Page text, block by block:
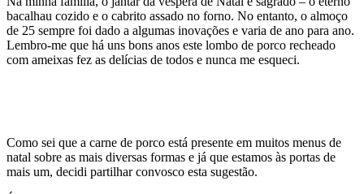
bacalhau cozido e o cabrito assado no forno. No entanto, o almoço
de 25 sempre foi dado a algumas inovações e varia de ano para ano.
Lembro-me que há uns bons anos este lombo de porco recheado
com ameixas fez as delícias de todos e nunca me esqueci.
Como sei que a carne de porco está presente em muitos menus de
natal sobre as mais diversas formas e já que estamos às portas de
mais um, decidi partilhar convosco esta sugestão.